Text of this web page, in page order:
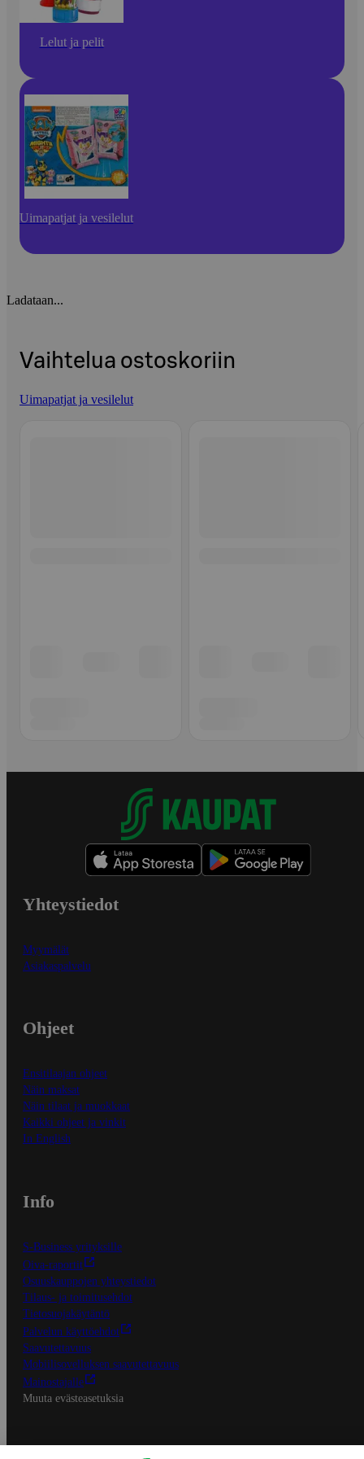
Lelut ja pelit
Uimapatjat ja vesilelut
Ladataan...
Vaihtelua ostoskoriin
Uimapatjat ja vesilelut
Yhteystiedot
Myymälät
Asiakaspalvelu
Ohjeet
Ensitilaajan ohjeet
Näin maksat
Näin tilaat ja muokkaat
Kaikki ohjeet ja vinkit
In English
Info
S-Business yrityksille
Oiva-raportit
Osuuskauppojen yhteystiedot
Tilaus- ja toimitusehdot
Tietosuojakäytäntö
Palvelun käyttöehdot
Saavutettavuus
Mobiilisovelluksen saavutettavuus
Mainostajalle
Muuta evästeasetuksia